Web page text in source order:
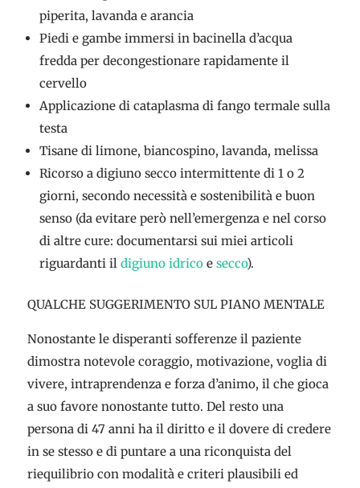
piperita, lavanda e arancia
Piedi e gambe immersi in bacinella d’acqua
fredda per decongestionare rapidamente il
cervello
Applicazione di cataplasma di fango termale sulla
testa
Tisane di limone, biancospino, lavanda, melissa
Ricorso a digiuno secco intermittente di 1 o 2
giorni, secondo necessità e sostenibilità e buon
senso (da evitare però nell’emergenza e nel corso
di altre cure: documentarsi sui miei articoli
riguardanti il digiuno idricoe secco).
QUALCHE SUGGERIMENTO SUL PIANO MENTALE
Nonostante le disperanti sofferenze il paziente
dimostra notevole coraggio, motivazione, voglia di
vivere, intraprendenza e forza d’animo, il che gioca
a suo favore nonostante tutto. Del resto una
persona di 47 anni ha il diritto e il dovere di credere
in se stesso e di puntare a una riconquista del
riequilibrio con modalità e criteri plausibili ed